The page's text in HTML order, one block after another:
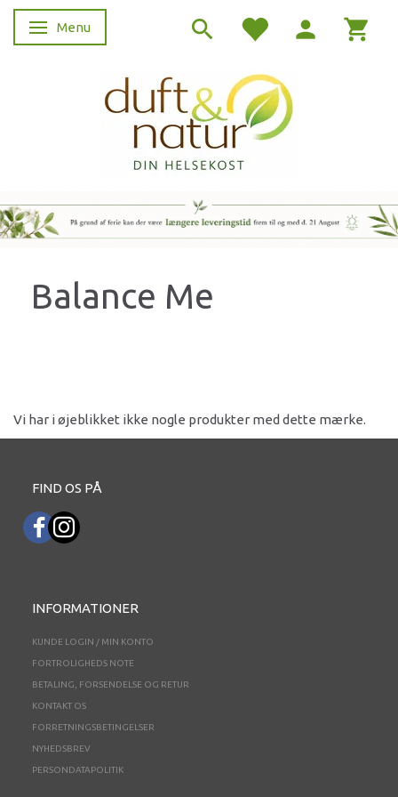
Skifte navigation
Menu
Balance Me
Vi har i øjeblikket ikke nogle produkter med dette mærke.
FIND OS PÅ
INFORMATIONER
KUNDE LOGIN / MIN KONTO
FORTROLIGHEDS NOTE
BETALING, FORSENDELSE OG RETUR
KONTAKT OS
FORRETNINGSBETINGELSER
NYHEDSBREV
PERSONDATAPOLITIK